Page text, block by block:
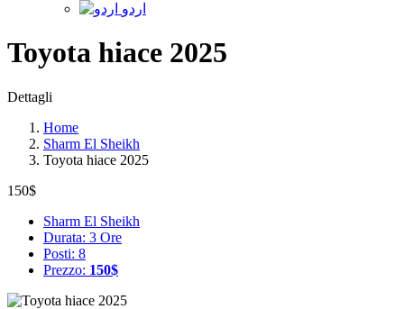
اردو
Toyota hiace 2025
Dettagli
Home
Sharm El Sheikh
Toyota hiace 2025
150$
Sharm El Sheikh
Durata: 3 Ore
Posti: 8
Prezzo: 150$